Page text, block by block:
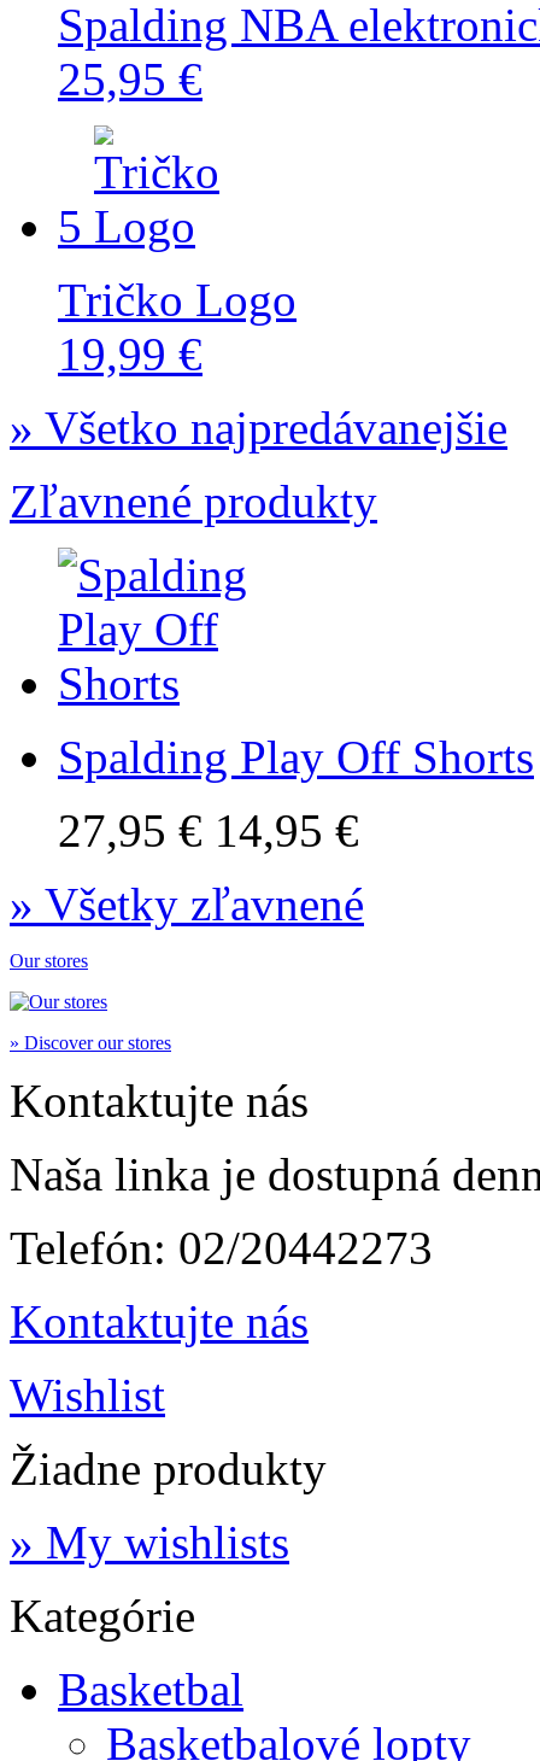
Spalding NBA
25,95 €
5
Tričko Logo
19,99 €
» Všetko najpredávanejšie
Zľavnené produkty
Spalding Play Off Shorts
27,95 € 14,95 €
» Všetky zľavnené
Our stores
» Discover our stores
Kontaktujte nás
Naša linka je dostupná
Telefón: 02/20442273
Kontaktujte nás
Wishlist
Žiadne produkty
» My wishlists
Kategórie
Basketbal
Basketbalové lopty